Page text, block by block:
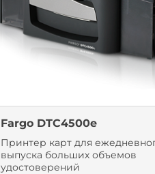
Fargo DTC4500e
Принтер карт для
выпуска больших объемов
удостоверений